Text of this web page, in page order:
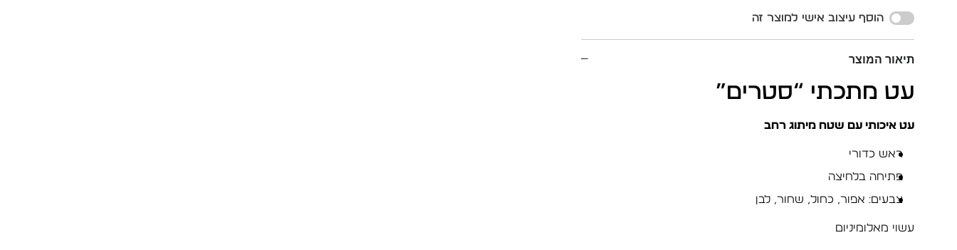
הוסף עיצוב אישי למוצר זה
תיאור המוצר
עט מתכתי “סטרים”
עט איכותי עם שטח מיתוג רחב
ראש כדורי
פתיחה בלחיצה
צבעים: אפור, כחול, שחור, לבן
עשוי מאלומיניום